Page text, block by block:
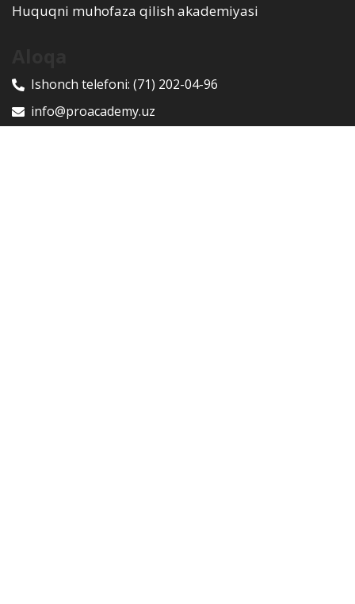
Huquqni muhofaza qilish akademiyasi
Ishonch telefoni: (71) 202-04-96
info@proacademy.uz